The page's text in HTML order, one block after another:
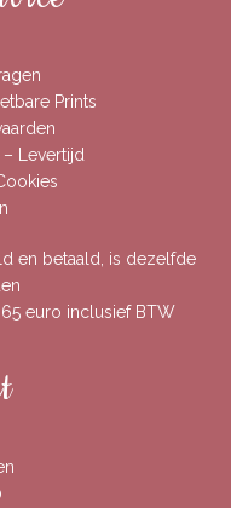
Prints
Levertijd
en betaald, is dezelfde
euro inclusief BTW